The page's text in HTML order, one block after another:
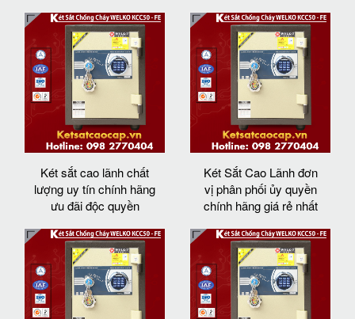
Két sắt cao lãnh chất
lượng uy tín chính hãng
ưu đãi độc quyền
Két Sắt Cao Lãnh đơn
vị phân phối ủy quyền
chính hãng giá rẻ nhất